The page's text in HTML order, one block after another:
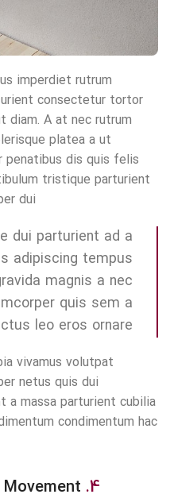
imperdiet rutrum
consectetur tortor
diam. A at nec rutrum
platea a ut
penatibus dis quis felis
tristique parturient
dui.
dui parturient ad a
adipiscing tempus
magnis a nec
quis sem a
leo eros ornare.
vivamus volutpat
netus quis dui
a massa parturient cubilia
condimentum hac
4.